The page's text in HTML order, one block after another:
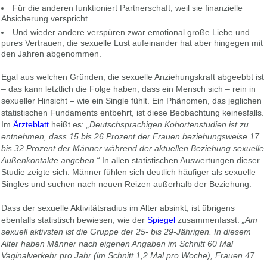
Für die anderen funktioniert Partnerschaft, weil sie finanzielle
Absicherung verspricht.
Und wieder andere verspüren zwar emotional große Liebe und
pures Vertrauen, die sexuelle Lust aufeinander hat aber hingegen mit
den Jahren abgenommen.
Egal aus welchen Gründen, die sexuelle Anziehungskraft abgeebbt ist
– das kann letztlich die Folge haben, dass ein Mensch sich – rein in
sexueller Hinsicht – wie ein Single fühlt. Ein Phänomen, das jeglichen
statistischen Fundaments entbehrt, ist diese Beobachtung keinesfalls.
ImÄrzteblatt heißt es:
„Deutschsprachigen Kohortenstudien ist zu
entnehmen, dass 15 bis 26 Prozent der Frauen beziehungsweise 17
bis 32 Prozent der Männer während der aktuellen Beziehung sexuelle
Außenkontakte angeben.“ In allen statistischen Auswertungen dieser
Studie zeigte sich: Männer fühlen sich deutlich häufiger als sexuelle
Singles und suchen nach neuen Reizen außerhalb der Beziehung.
Dass der sexuelle Aktivitätsradius im Alter absinkt, ist übrigens
ebenfalls statistisch bewiesen, wie derSpiegel zusammenfasst:
„Am
sexuell aktivsten ist die Gruppe der 25- bis 29-Jährigen. In diesem
Alter haben Männer nach eigenen Angaben im Schnitt 60 Mal
Vaginalverkehr pro Jahr (im Schnitt 1,2 Mal pro Woche), Frauen 47